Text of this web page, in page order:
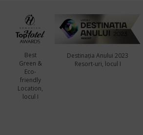
Best
Green &
Eco-
friendly
Location,
locul I
Destinația Anului 2023
Resort-uri, locul I